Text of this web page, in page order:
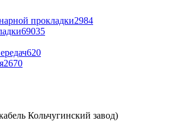
прокладки2984
69035
620
2670
Кольчугинский завод)